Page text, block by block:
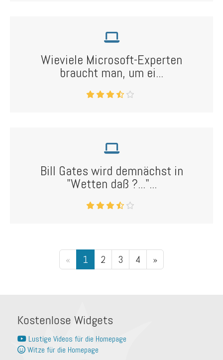
Wieviele Microsoft-Experten
braucht man, um ei...
Bill Gates wird demnächst in
"Wetten daß ?..."...
« 1 2 3 4 »
Kostenlose Widgets
Lustige Videos für die Homepage
Witze für die Homepage